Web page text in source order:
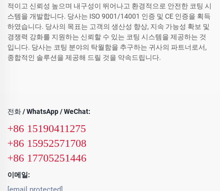
적이고 신뢰성 높으며 내구성이 뛰어나고 환경적으로 안전한 코팅 시
스템을 개발합니다. 당사는 ISO 9001/14001 인증 및 CE 인증을 획득
하였습니다. 당사의 목표는 고객의 생산성 향상, 지속 가능성 확보 및
경쟁력 강화를 지원하는 신뢰할 수 있는 코팅 시스템을 제공하는 것
입니다. 당사는 코팅 분야의 탁월함을 추구하는 귀사의 파트너로서,
종합적인 솔루션을 제공해 드릴 것을 약속드립니다.
전화 / WhatsApp / WeChat:
+86 15190411275
+86 15952571708
+86 17705251446
이메일: